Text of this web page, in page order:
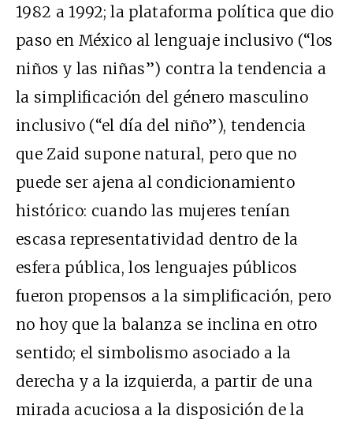
1982 a 1992; la plataforma política que dio
paso en México al lenguaje inclusivo (“los
niños y las niñas”) contra la tendencia a
la simplificación del género masculino
inclusivo (“el día del niño”), tendencia
que Zaid supone natural, pero que no
puede ser ajena al condicionamiento
histórico: cuando las mujeres tenían
escasa representatividad dentro de la
esfera pública, los lenguajes públicos
fueron propensos a la simplificación, pero
no hoy que la balanza se inclina en otro
sentido; el simbolismo asociado a la
derecha y a la izquierda, a partir de una
mirada acuciosa a la disposición de la